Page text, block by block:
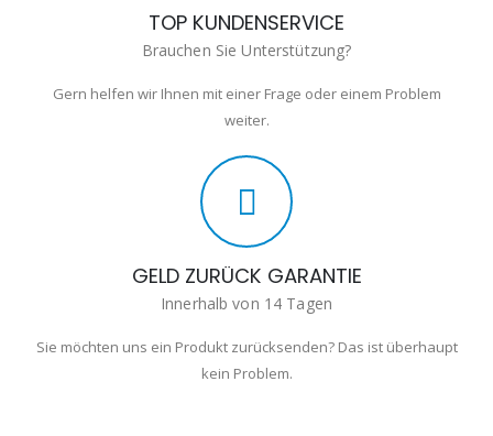
TOP KUNDENSERVICE
Brauchen Sie Unterstützung?
Gern helfen wir Ihnen mit einer Frage oder einem Problem
weiter.
GELD ZURÜCK GARANTIE
Innerhalb von 14 Tagen
Sie möchten uns ein Produkt zurücksenden? Das ist überhaupt
kein Problem.